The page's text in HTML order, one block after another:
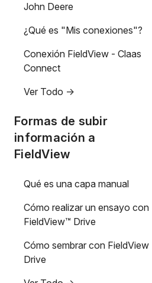
John Deere
¿Qué es "Mis conexiones"?
Conexión FieldView - Claas
Connect
Ver Todo ->
Formas de subir
información a
FieldView
Qué es una capa manual
Cómo realizar un ensayo con
FieldView™ Drive
Cómo sembrar con FieldView
Drive